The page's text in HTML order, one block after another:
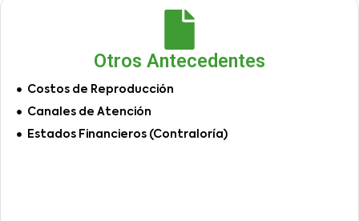
Otros Antecedentes
Costos de Reproducción
Canales de Atención
Estados Financieros (Contraloría)